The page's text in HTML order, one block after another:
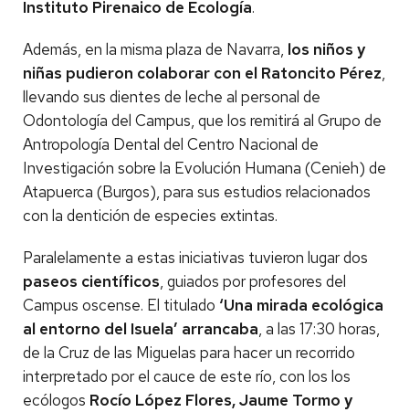
Instituto Pirenaico de Ecología.
Además, en la misma plaza de Navarra, los niños y
niñas pudieron colaborar con el Ratoncito Pérez,
llevando sus dientes de leche al personal de
Odontología del Campus, que los remitirá al Grupo de
Antropología Dental del Centro Nacional de
Investigación sobre la Evolución Humana (Cenieh) de
Atapuerca (Burgos), para sus estudios relacionados
con la dentición de especies extintas.
Paralelamente a estas iniciativas tuvieron lugar dos
paseos científicos, guiados por profesores del
Campus oscense. El titulado ‘Una mirada ecológica
al entorno del Isuela’ arrancaba, a las 17:30 horas,
de la Cruz de las Miguelas para hacer un recorrido
interpretado por el cauce de este río, con los los
ecólogos Rocío López Flores, Jaume Tormo y